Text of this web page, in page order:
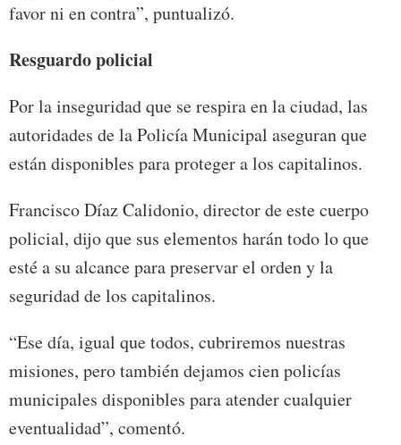
favor ni en contra”, puntualizó.
Resguardo policial
Por la inseguridad que se respira en la ciudad, las
autoridades de la Policía Municipal aseguran que
están disponibles para proteger a los capitalinos.
Francisco Díaz Calidonio, director de este cuerpo
policial, dijo que sus elementos harán todo lo que
esté a su alcance para preservar el orden y la
seguridad de los capitalinos.
“Ese día, igual que todos, cubriremos nuestras
misiones, pero también dejamos cien policías
municipales disponibles para atender cualquier
eventualidad”, comentó.